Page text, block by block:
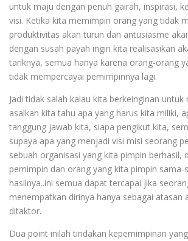
untuk maju dengan penuh gairah, inspirasi,
visi. Ketika kita memimpin orang yang tidak
produktivitas akan turun dan antusiasme
dengan susah payah ingin kita realisasikan
tariknya, semua hanya karena orang-orang
tidak mempercayai pemimpinnya lagi.
Jadi tidak salah kalau kita berkeinginan
asalkan kita tahu apa yang harus kita miliki,
tanggung jawab kita, siapa pengikut kita,
supaya apa yang menjadi visi misi seorang
sebuah organisasi yang kita pimpin berhasil,
pemimpin dan orang yang kita pimpin
hasilnya..ini semua dapat tercapai jika
menempatkan dirinya hanya sebagai atasan
ditaktor.
Dua point inilah tindakan kepemimpinan